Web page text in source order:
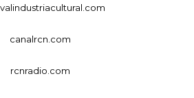
canalrcn.com
rcnradio.com